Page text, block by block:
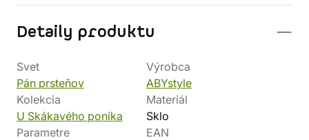
Detaily produktu
Svet
Pán prsteňov
Výrobca
ABYstyle
Kolekcia
U Skákavého poníka
Materiál
Sklo
Parametre
EAN